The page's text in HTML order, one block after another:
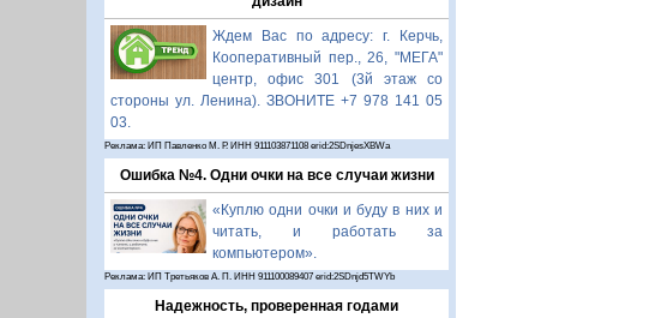
Ждем Вас по адресу: г. Керчь,
Кооперативный пер., 26, "МЕГА"
центр, офис 301 (3й этаж со
стороны ул. Ленина). ЗВОНИТЕ +7 978 141 05
03.
Реклама: ИП Павленко М. Р. ИНН 911103871108 erid:2SDnjesXBWa
Ошибка №4. Одни очки на все случаи жизни
«Куплю одни очки и буду в них и
читать, и работать за
компьютером».
Реклама: ИП Третьяков А. П. ИНН 911100089407 erid:2SDnjd5TWYb
Надежность, проверенная годами